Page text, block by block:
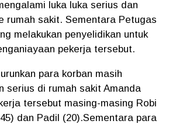
luka luka serius dan
rumah sakit. Sementara Petugas
melakukan penyelidikan untuk
pekerja tersebut.
para korban masih
serius di rumah sakit Amanda
tersebut masing-masing Robi
dan Padil (20).Sementara para